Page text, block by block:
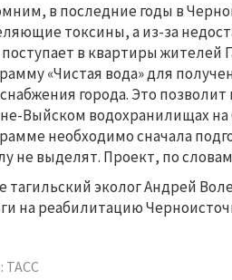
в последние годы в
токсины, а из-за
в квартиры жителей
«Чистая вода» для
города. Это
Выйском водохранилищах на
необходимо сначала
не выделят. Проект, по
тагильский эколог Андрей
на реабилитацию
ТАСС